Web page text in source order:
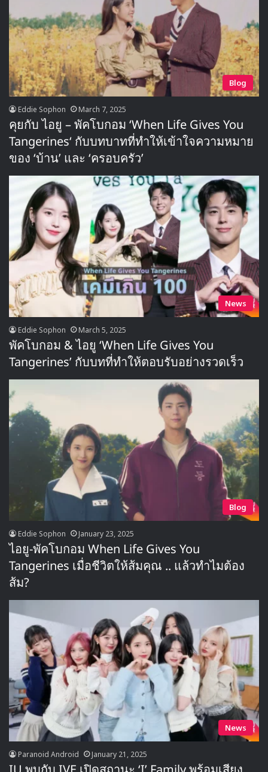
Blog
Eddie Sophon March 7, 2025
คุยกับ ไอยู – พัคโบกอม ‘When Life Gives You
Tangerines‘ กับบทบาทที่ทำให้เข้าใจความหมาย
ของ ‘บ้าน’ และ ‘ครอบครัว’
News
Eddie Sophon March 5, 2025
พัคโบกอม & ไอยู ‘When Life Gives You
Tangerines’ กับบทที่ทำให้ตอบรับอย่างรวดเร็ว
Blog
Eddie Sophon January 23, 2025
ไอยู-พัคโบกอม When Life Gives You
Tangerines เมื่อชีวิตให้ส้มคุณ .. แล้วทำไมต้อง
ส้ม?
News
Paranoid Android January 21, 2025